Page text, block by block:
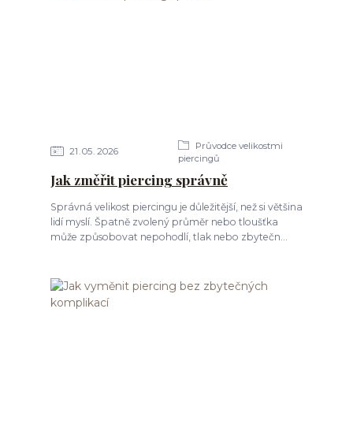
21 05 2026
Průvodce velikostmi
piercingů
Jak změřit piercing správně
Správná velikost piercingu je důležitější, než si většina
lidí myslí. Špatně zvolený průměr nebo tloušťka
může způsobovat nepohodlí, tlak nebo zbytečn...